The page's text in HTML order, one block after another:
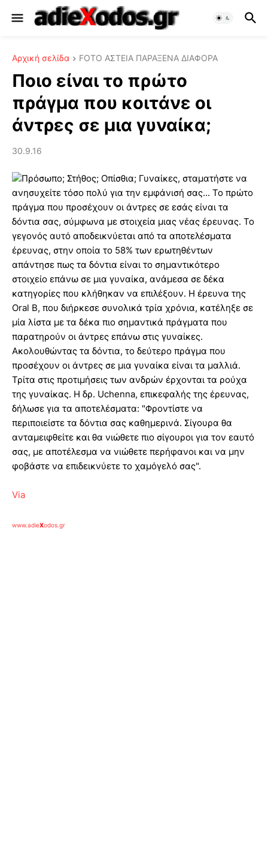
Αρχική σελίδα FOTO ΑΣΤΕΙΑ ΠΑΡΑΞΕΝΑ ΔΙΑΦΟΡΑ
Ποιο είναι το πρώτο
πράγμα που κοιτάνε οι
άντρες σε μια γυναίκα;
30.9.16
Πρόσωπο; Στήθος; Οπίσθια; Γυναίκες, σταματήστε να
ανησυχείτε τόσο πολύ για την εμφάνισή σας... Το πρώτο
πράγμα που προσέχουν οι άντρες σε εσάς είναι τα
δόντια σας, σύμφωνα με στοιχεία μιας νέας έρευνας. Το
γεγονός αυτό αποδεικνύεται από τα αποτελέσματα
έρευνας, στην οποία το 58% των ερωτηθέντων
απάντησε πως τα δόντια είναι το σημαντικότερο
στοιχείο επάνω σε μια γυναίκα, ανάμεσα σε δέκα
κατηγορίες που κλήθηκαν να επιλέξουν. Η έρευνα της
Oral B, που διήρκεσε συνολικά τρία χρόνια, κατέληξε σε
μία λίστα με τα δέκα πιο σημαντικά πράγματα που
παρατηρούν οι άντρες επάνω στις γυναίκες.
Ακολουθώντας τα δόντια, το δεύτερο πράγμα που
προσέχουν οι άντρες σε μια γυναίκα είναι τα μαλλιά.
Τρίτα στις προτιμήσεις των ανδρών έρχονται τα ρούχα
της γυναίκας. Η δρ. Uchenna, επικεφαλής της έρευνας,
δήλωσε για τα αποτελέσματα: "Φροντίστε να
περιποιείστε τα δόντια σας καθημερινά. Σίγουρα θα
ανταμειφθείτε και θα νιώθετε πιο σίγουροι για τον εαυτό
σας, με αποτέλεσμα να νιώθετε περήφανοι και να μην
φοβάστε να επιδεικνύετε το χαμόγελό σας".
Via
www.adieXodos.gr